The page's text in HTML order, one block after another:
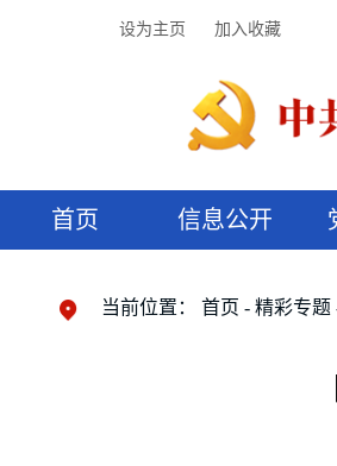
设为主页 加入收藏
首页 信息公开
当前位置： 首页 精彩专题